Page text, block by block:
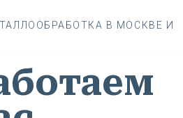
В МОСКВЕ И